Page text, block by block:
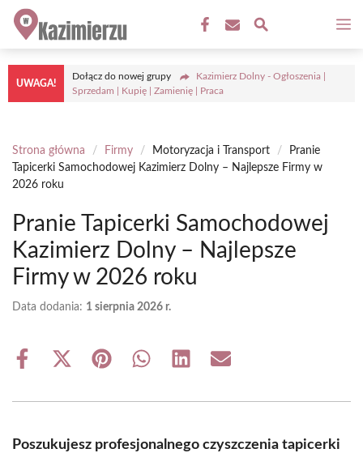
Przejdź
treści
UWAGA!
Dołącz do nowej grupy
Kazimierz Dolny - Ogłoszenia |
Sprzedam | Kupię | Zamienię | Praca
Strona główna / Firmy / Motoryzacja i Transport /
Pranie
Tapicerki Samochodowej Kazimierz Dolny – Najlepsze Firmy w
2026 roku
Pranie Tapicerki Samochodowej
Kazimierz Dolny – Najlepsze
Firmy w 2026 roku
Data dodania: 1 sierpnia 2026 r.
Share
Share
(Twitter)
Share Share Share Share
Poszukujesz profesjonalnego czyszczenia tapicerki